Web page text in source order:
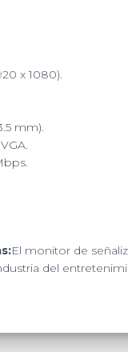
x 1080).
mm).
El monitor de
del